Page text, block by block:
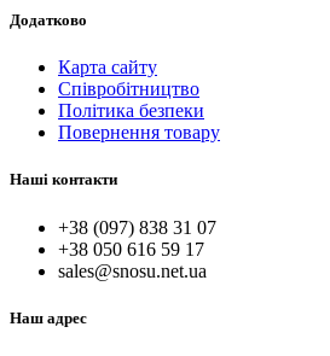
Додатково
Карта сайту
Співробітництво
Політика безпеки
Повернення товару
Наші контакти
+38 (097) 838 31 07
+38 050 616 59 17
sales@snosu.net.ua
Наш адрес